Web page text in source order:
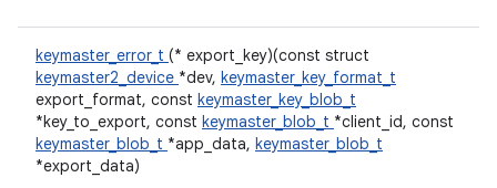
keymaster_error_t (* export_key)(const struct
keymaster2_device *dev, keymaster_key_format_t
export_format, const keymaster_key_blob_t
*key_to_export, const keymaster_blob_t *client_id, const
keymaster_blob_t *app_data, keymaster_blob_t
*export_data)